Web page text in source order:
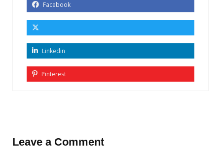
Facebook
Linkedin
Pinterest
Leave a Comment